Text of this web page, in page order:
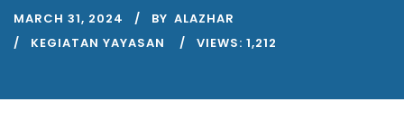
MARCH 31, 2024 BY ALAZHAR
KEGIATAN YAYASAN
VIEWS: 1,212